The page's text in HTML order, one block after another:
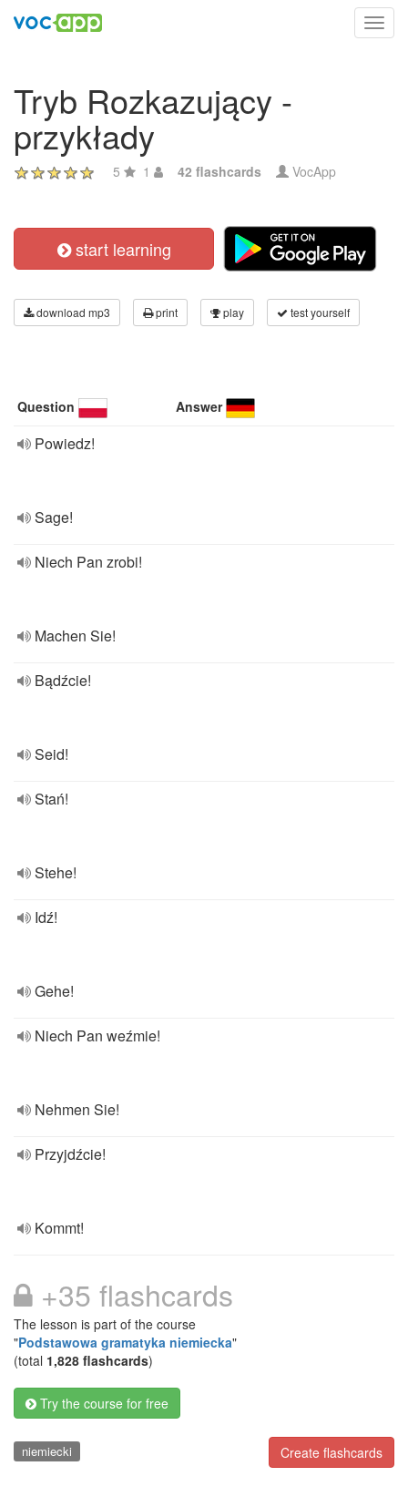
Tryb Rozkazujący -
przykłady
5 1 42 flashcards VocApp
start learning
download mp3 print play test yourself
Question Answer
Powiedz!
Sage!
Niech Pan zrobi!
Machen Sie!
Bądźcie!
Seid!
Stań!
Stehe!
Idź!
Gehe!
Niech Pan weźmie!
Nehmen Sie!
Przyjdźcie!
Kommt!
+35 flashcards
The lesson is part of the course
"Podstawowa gramatyka niemiecka"
(total 1,828 flashcards)
Try the course for free
Create flashcards
niemiecki